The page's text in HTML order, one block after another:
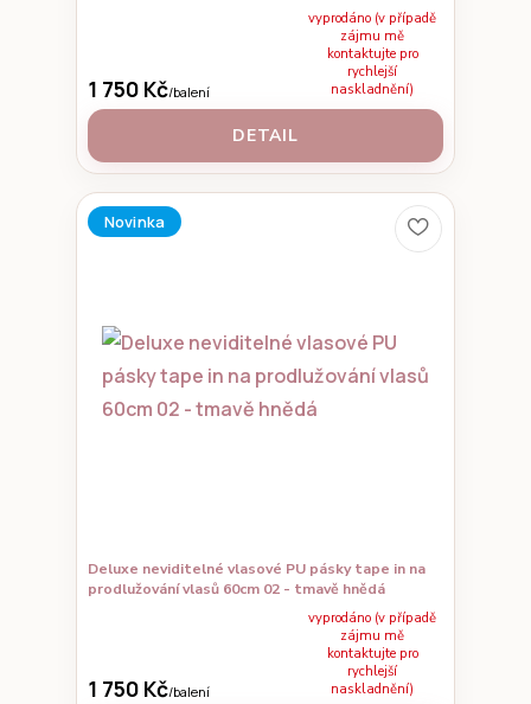
1 750 Kč/balení
vyprodáno (v případě
zájmu mě
kontaktujte pro
rychlejší
naskladnění)
DETAIL
Novinka
Deluxe neviditelné vlasové PU pásky tape in na
prodlužování vlasů 60cm 02 - tmavě hnědá
1 750 Kč/balení
vyprodáno (v případě
zájmu mě
kontaktujte pro
rychlejší
naskladnění)